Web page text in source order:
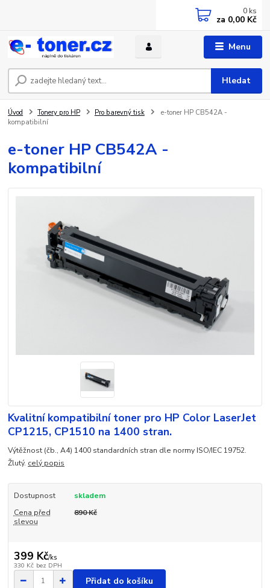
Menu
Hledat
0 ks
za 0,00 Kč
Úvod Tonery pro HP Pro barevný tisk
e-toner HP CB542A -
kompatibilní
e-toner HP CB542A -
kompatibilní
Kvalitní kompatibilní toner pro HP Color LaserJet
CP1215, CP1510 na 1400 stran.
Výtěžnost (čb., A4) 1400 standardních stran dle normy ISO/IEC 19752.
Žlutý. celý popis
Dostupnost
skladem
Cena před
slevou
890 Kč
399 Kč/ks
330 Kč bez DPH
Přidat do košíku